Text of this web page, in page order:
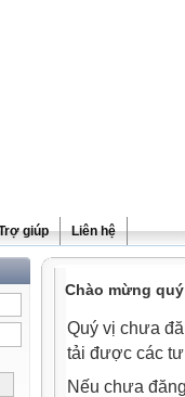
giúp Liên hệ
Chào mừng
Quý vị chưa
tải được các
Nếu chưa